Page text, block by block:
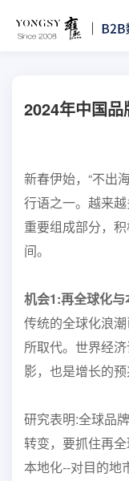
2024年中国
新春伊始，“不出
行语之一。越来
重要组成部分，
间。
机会1:再全球化与
传统的全球化浪
所取代。世界经
影， 也是增长的预
研究表明:全球品
转变，要抓住再
本地化--对目的地